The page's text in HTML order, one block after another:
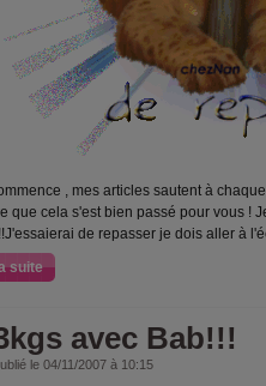
, mes articles sautent à
que cela s'est bien passé pour vous !
de repasser je dois aller à
suite
avec Bab!!!
le 04/11/2007 à 10:15